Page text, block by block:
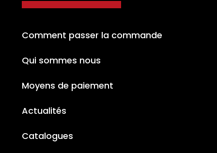
Comment passer la commande
Qui sommes nous
Moyens de paiement
Actualités
Catalogues